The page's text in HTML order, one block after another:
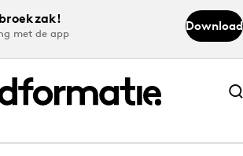
met de app
Download
Abonneer nu
Abonneer nu